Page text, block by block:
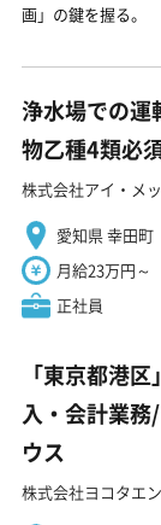
画」の鍵を握る。
浄水場での
物乙種4類必
株式会社アイ・メ
愛知県 幸田町
月給23万円～
正社員
「東京都港
入・会計業
ウス
株式会社ヨコタエ